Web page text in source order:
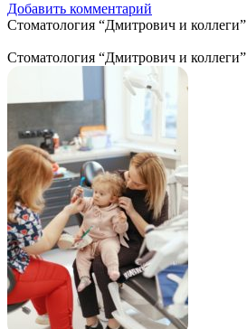
Добавить комментарий
Стоматология “Дмитрович и коллеги”
Стоматология “Дмитрович и коллеги”